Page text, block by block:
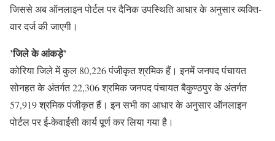
जिससे अब ऑनलाइन पोर्टल पर दैनिक उपस्थिति आधार के अनुसार व्यक्ति-
वार दर्ज की जाएगी।
’जिले के आंकड़े’
कोरिया जिले में कुल 80,226 पंजीकृत श्रमिक हैं। इनमें जनपद पंचायत
सोनहत के अंतर्गत 22,306 श्रमिक जनपद पंचायत बैकुण्ठपुर के अंतर्गत
57,919 श्रमिक पंजीकृत हैं। इन सभी का आधार के अनुसार ऑनलाइन
पोर्टल पर ई-केवाईसी कार्य पूर्ण कर लिया गया है।